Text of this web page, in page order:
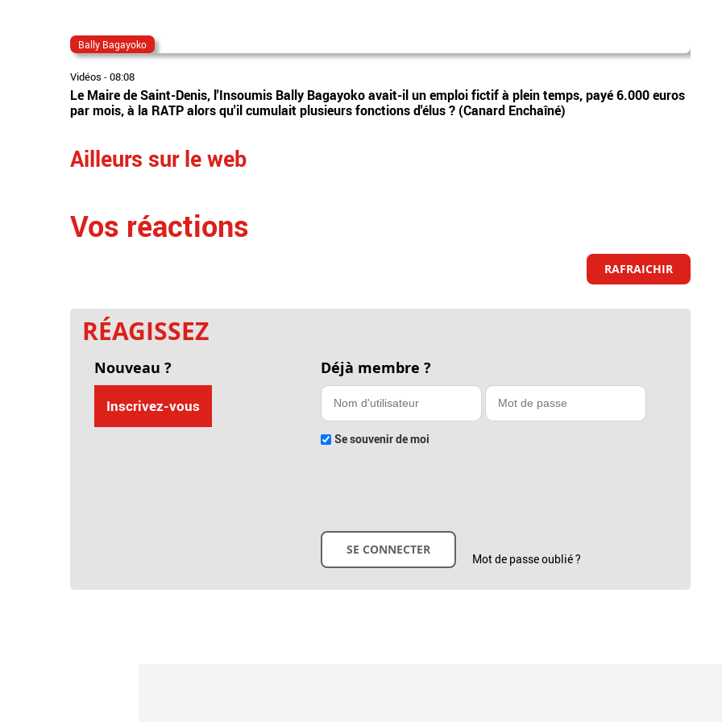
Bally Bagayoko
Vidéos -08:08
Le Maire de Saint-Denis, l'Insoumis Bally Bagayoko avait-il un emploi fictif à plein temps, payé 6.000 euros
par mois, à la RATP alors qu'il cumulait plusieurs fonctions d'élus ? (Canard Enchaîné)
Ailleurs sur le web
Vos réactions
RAFRAICHIR
RÉAGISSEZ
Nouveau ?
Inscrivez-vous
Déjà membre ?
Se souvenir de moi
Mot de passe oublié ?